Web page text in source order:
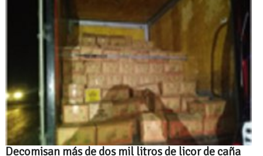
Decomisan más de dos mil litros de licor de caña